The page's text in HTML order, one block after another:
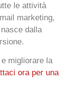
le attività
marketing,
nasce dalla
migliorare la
ora per una